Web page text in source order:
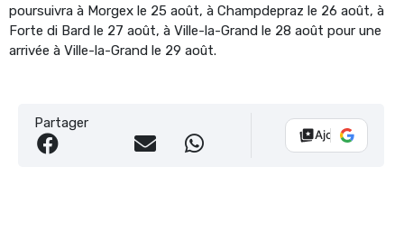
poursuivra à Morgex le 25 août, à Champdepraz le 26 août, à
Forte di Bard le 27 août, à Ville-la-Grand le 28 août pour une
arrivée à Ville-la-Grand le 29 août.
Partager
Ajouter Vélo